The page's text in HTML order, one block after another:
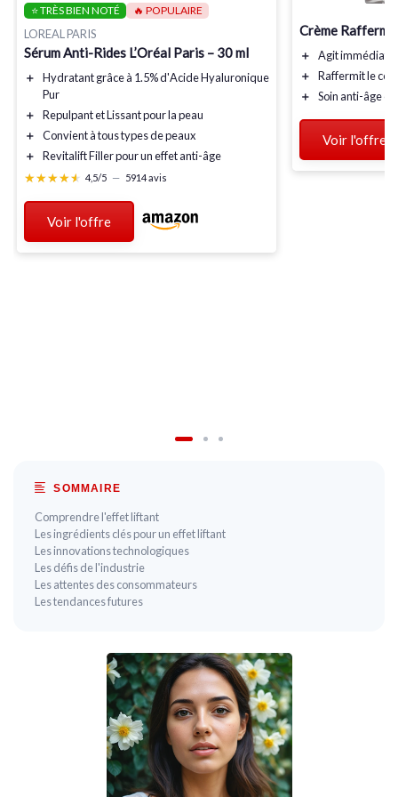
⭐ TRÈS BIEN NOTÉ 🔥 POPULAIRE
LOREAL PARIS
Sérum Anti-Rides L’Oréal Paris – 30 ml
＋ Hydratantgrâce à 1.5% d'Acide Hyaluronique
Pur
＋
RepulpantetLissantpour la peau
＋
Convient à tous types de peaux
＋
Revitalift Fillerpour un effet anti-âge
★★★★★
★★★★★ 4,5/5 — 5914 avis
Voir l'offre
Crème
＋ Agit
＋
Raffermit le
＋
Soinanti-âge
Voir l'offre
SOMMAIRE
Comprendre l'effet liftant
Les ingrédients clés pour un effet liftant
Les innovations technologiques
Les défis de l'industrie
Les attentes des consommateurs
Les tendances futures